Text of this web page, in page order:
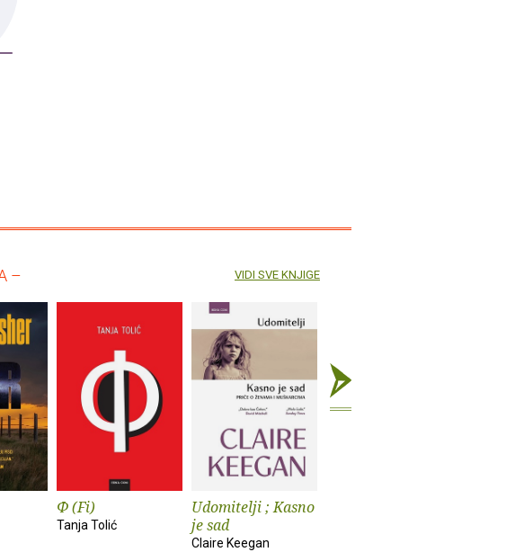
–
Φ (Fi)
Tanja Tolić
Udomitelji ; Kasno
je sad
Claire Keegan
VIDI SVE KNJIGE